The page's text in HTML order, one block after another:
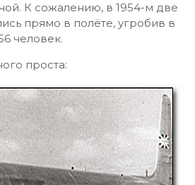
К сожалению, в 1954-м две
прямо в полёте, угробив в
человек.
проста: